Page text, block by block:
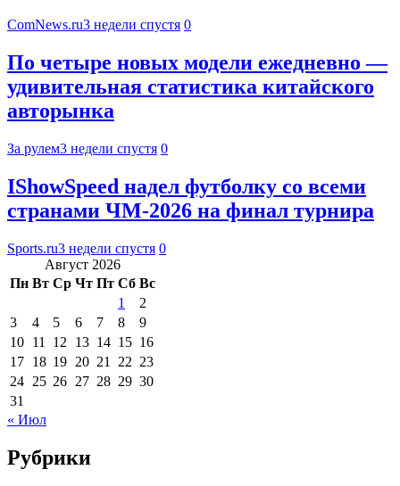
ComNews.ru3 недели спустя 0
По четыре новых модели ежедневно —
удивительная статистика китайского
авторынка
За рулем3 недели спустя 0
IShowSpeed надел футболку со всеми
странами ЧМ-2026 на финал турнира
Sports.ru3 недели спустя 0
Август 2026
Пн Вт Ср Чт Пт Сб Вс
1
2
3
4 5 6 7 8
9
10 11 12 13 14 15 16
17 18 19 20 21 22 23
24 25 26 27 28 29 30
31
« Июл
Рубрики